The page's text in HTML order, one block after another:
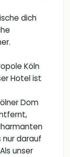
dich
Köln
Hotel ist
Dom
nur darauf
unser